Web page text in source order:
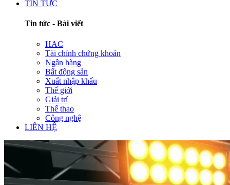
TIN TỨC
Tin tức - Bài viết
HAC
Tài chính chứng khoán
Ngân hàng
Bất động sản
Xuất nhập khẩu
Thế giới
Giải trí
Thể thao
Công nghệ
LIÊN HỆ